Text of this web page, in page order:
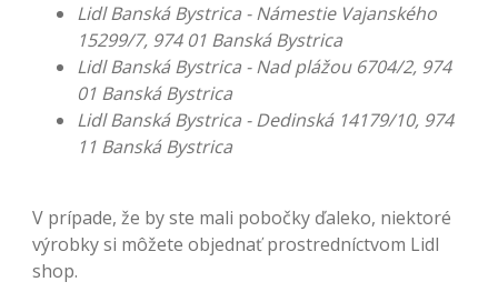
Lidl Banská Bystrica - Námestie Vajanského
15299/7, 974 01 Banská Bystrica
Lidl Banská Bystrica - Nad plážou 6704/2, 974
01 Banská Bystrica
Lidl Banská Bystrica - Dedinská 14179/10, 974
11 Banská Bystrica
V prípade, že by ste mali pobočky ďaleko, niektoré
výrobky si môžete objednať prostredníctvom Lidl
shop.